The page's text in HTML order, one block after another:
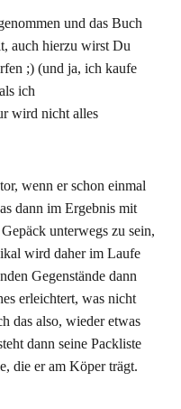
und das Buch
auch hierzu wirst Du
;) (und ja, ich kaufe
ich
wird nicht alles
wenn er schon einmal
dann im Ergebnis mit
unterwegs zu sein,
wird daher im Laufe
Gegenstände dann
erleichtert, was nicht
das also, wieder etwas
dann seine Packliste
die er am Köper trägt.